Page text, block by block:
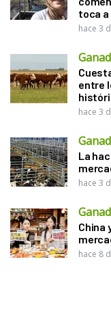
toca a
hace 3
entre
hace 3
La
hace 3
China
hace 8